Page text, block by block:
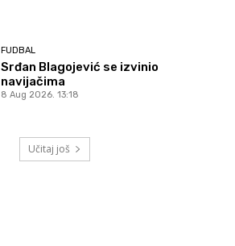
FUDBAL
Srđan Blagojević se izvinio
navijačima
8 Aug 2026. 13:18
Učitaj još